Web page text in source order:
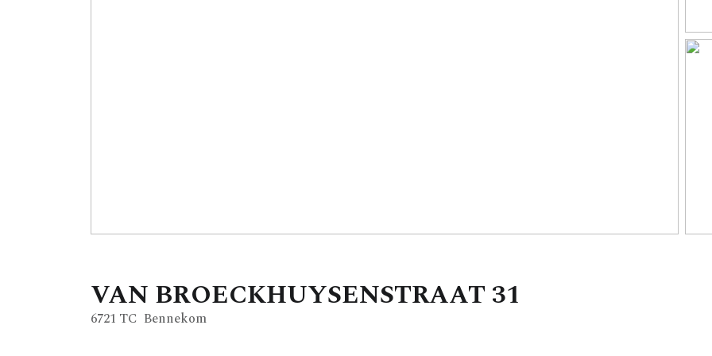
VAN BROECKHUYSENSTRAAT 31
6721 TC Bennekom